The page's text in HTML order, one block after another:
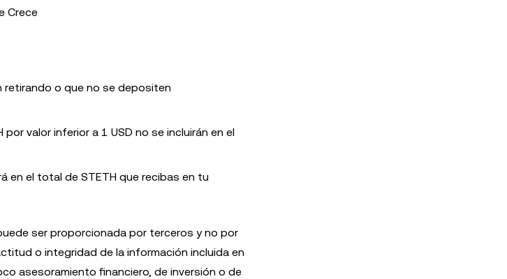
Crece
retirando o que no se depositen
valor inferior a 1 USD no se incluirán en el
en el total de STETH que recibas en tu
ser proporcionada por terceros y no por
o integridad de la información incluida en
asesoramiento financiero, de inversión o de